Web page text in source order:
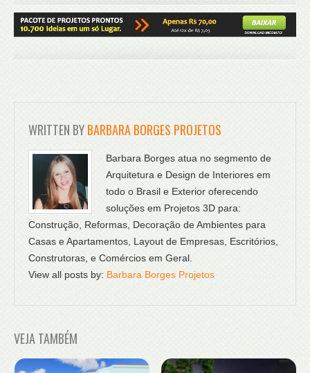
WRITTEN BYBARBARA BORGES PROJETOS
Barbara Borges atua no segmento de
Arquitetura e Design de Interiores em
todo o Brasil e Exterior oferecendo
soluções em Projetos 3D para:
Construção, Reformas, Decoração de Ambientes para
Casas e Apartamentos, Layout de Empresas, Escritórios,
Construtoras, e Comércios em Geral.
View all posts by: Barbara Borges Projetos
VEJA TAMBÉM